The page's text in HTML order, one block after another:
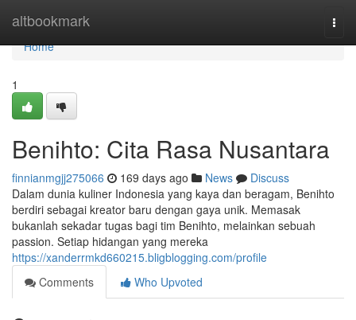
altbookmark
Home
Home
1
Benihto: Cita Rasa Nusantara
finnianmgjj275066 169 days ago News
Discuss
Dalam dunia kuliner Indonesia yang kaya dan beragam, Benihto
berdiri sebagai kreator baru dengan gaya unik. Memasak
bukanlah sekadar tugas bagi tim Benihto, melainkan sebuah
passion. Setiap hidangan yang mereka
https://xanderrmkd660215.bligblogging.com/profile
Comments
Who Upvoted